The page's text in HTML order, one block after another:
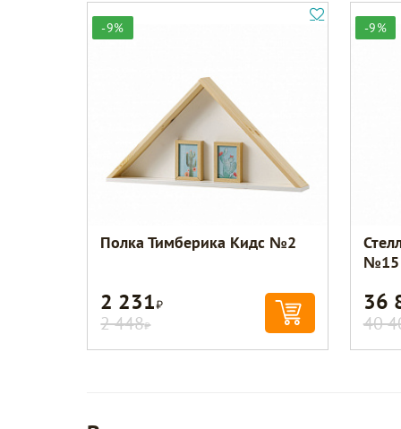
-9%
Полка Тимберика Кидс №2
2 231Р
2 448Р
-9%
№15
36
40